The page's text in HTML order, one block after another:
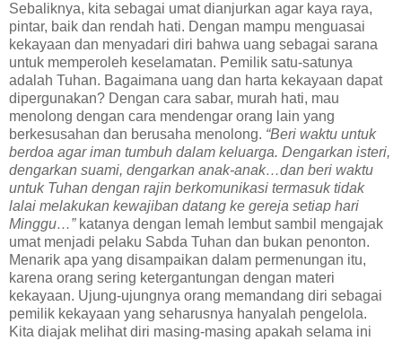
Sebaliknya, kita sebagai umat dianjurkan agar kaya raya,
pintar, baik dan rendah hati. Dengan mampu menguasai
kekayaan dan menyadari diri bahwa uang sebagai sarana
untuk memperoleh keselamatan. Pemilik satu-satunya
adalah Tuhan. Bagaimana uang dan harta kekayaan dapat
dipergunakan? Dengan cara sabar, murah hati, mau
menolong dengan cara mendengar orang lain yang
berkesusahan dan berusaha menolong. “Beri waktu untuk
berdoa agar iman tumbuh dalam keluarga. Dengarkan isteri,
dengarkan suami, dengarkan anak-anak…dan beri waktu
untuk Tuhan dengan rajin berkomunikasi termasuk tidak
lalai melakukan kewajiban datang ke gereja setiap hari
Minggu…”katanya dengan lemah lembut sambil mengajak
umat menjadi pelaku Sabda Tuhan dan bukan penonton.
Menarik apa yang disampaikan dalam permenungan itu,
karena orang sering ketergantungan dengan materi
kekayaan. Ujung-ujungnya orang memandang diri sebagai
pemilik kekayaan yang seharusnya hanyalah pengelola.
Kita diajak melihat diri masing-masing apakah selama ini